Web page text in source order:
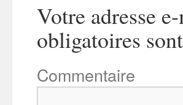
Votre adresse
obligatoires
Commentaire